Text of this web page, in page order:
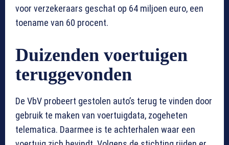
voor verzekeraars geschat op 64 miljoen euro, een
toename van 60 procent.
Duizenden voertuigen
teruggevonden
De VbV probeert gestolen auto’s terug te vinden door
gebruik te maken van voertuigdata, zogeheten
telematica. Daarmee is te achterhalen waar een